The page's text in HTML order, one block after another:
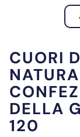
CUORI
DELLA
120